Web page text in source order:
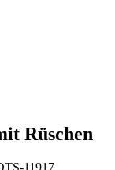
Rüschen